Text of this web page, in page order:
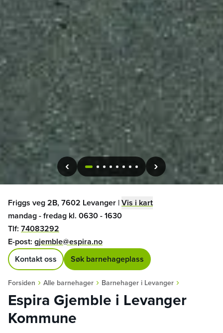
1 2345678
Friggs veg 2B, 7602 Levanger |Vis i kart
mandag - fredag kl. 0630 - 1630
Tlf: 74083292
E-post: gjemble@espira.no
Kontakt oss
Søk barnehageplass
Forsiden › Alle barnehager › Barnehager i Levanger ›
Espira Gjemble i Levanger
Kommune